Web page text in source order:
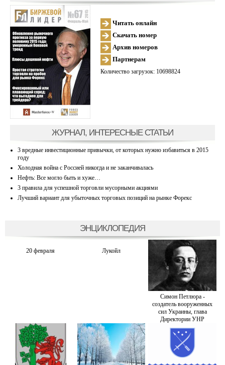
Читать онлайн
Скачать номер
Архив номеров
Партнерам
Количество загрузок: 10698824
ЖУРНАЛ, ИНТЕРЕСНЫЕ СТАТЬИ
3 вредные инвестиционные привычки, от которых нужно избавиться в 2015
году
Холодная война с Россией никогда и не заканчивалась
Нефть: Все могло быть и хуже…
3 правила для успешной торговли мусорными акциями
Лучший вариант для убыточных торговых позиций на рынке Форекс
ЭНЦИКЛОПЕДИЯ
20 февраля Лукойл
Симон Петлюра -
создатель вооруженных
сил Украины, глава
Директории УНР